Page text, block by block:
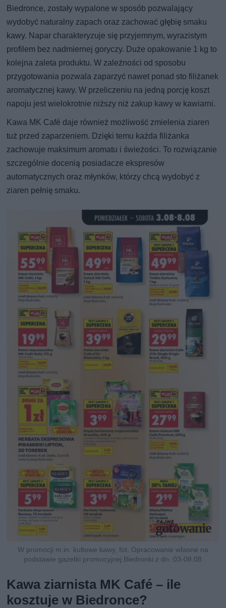
Biedronce, zostały wypalone w sposób pozwalający
wydobyć naturalny zapach oraz zachować głębię smaku
kawy. Napar charakteryzuje się przyjemnym, wyrazistym
profilem bez nadmiernej goryczy. Duże opakowanie 1 kg to
kolejna zaleta produktu. W zależności od sposobu
przygotowania pozwala zaparzyć nawet ponad sto filiżanek
aromatycznej kawy. W przeliczeniu na jedną porcję koszt
napoju jest wielokrotnie niższy niż zakup kawy w kawiarni.
Kawa MK Café daje również możliwość zmielenia ziaren
tuż przed zaparzeniem. Dzięki temu każda filiżanka
zachowuje maksimum aromatu i świeżości. To rozwiązanie
szczególnie docenią posiadacze ekspresów
automatycznych oraz młynków, którzy chcą wydobyć z
ziaren pełnię smaku.
W promocji m.in. kultowe kawy, fot. Opracowanie własne na
podstawie gazetki promocyjnej Biedronki z dn. 03-08.08
Kawa ziarnista MK Café – ile
kosztuje w Biedronce?